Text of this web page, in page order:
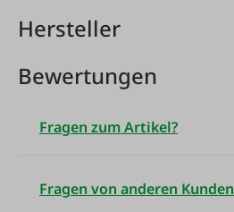
Hersteller
Bewertungen
Fragen zum Artikel?
Fragen von anderen Kunden